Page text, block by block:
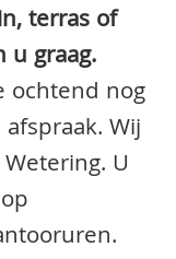
terras of
u graag.
ochtend nog
Wij
U